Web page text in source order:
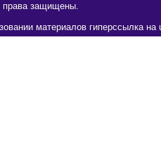
права защищены.
материалов гиперссылка на